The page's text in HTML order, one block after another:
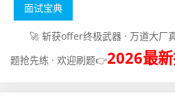
面试宝典
🚀 斩获offer终极武器 · 万道大厂
题抢先练 · 欢迎刷题👉2026最